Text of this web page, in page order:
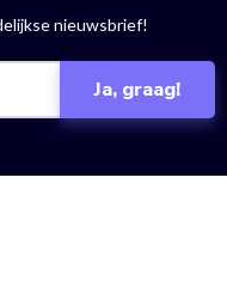
nieuwsbrief!